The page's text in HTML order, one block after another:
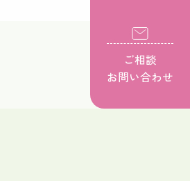
ご相談
お問い合わせ